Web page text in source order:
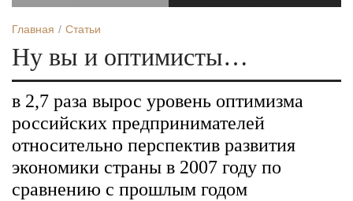
Главная Статьи
Ну вы и оптимисты…
в 2,7 раза вырос уровень оптимизма
российских предпринимателей
относительно перспектив развития
экономики страны в 2007 году по
сравнению с прошлым годом